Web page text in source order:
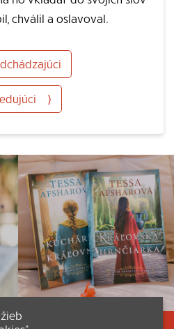
chválil a oslavoval.
⟩